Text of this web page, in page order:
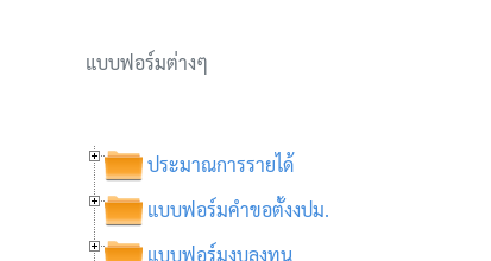
แบบฟอร์มต่างๆ
ประมาณการรายได้
แบบฟอร์มคำขอตั้งงปม.
แบบฟอร์มงบลงทุน